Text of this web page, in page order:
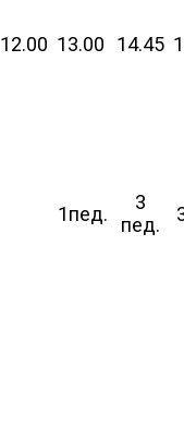
12.00 13.00 14.45
1пед.
3
пед.